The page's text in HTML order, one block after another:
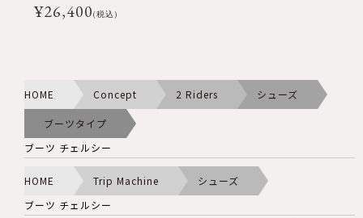
¥26,400(税込)
HOME Concept 2 Riders シューズ
ブーツタイプ
ブーツ チェルシー
HOME Trip Machine
シューズ
ブーツ チェルシー